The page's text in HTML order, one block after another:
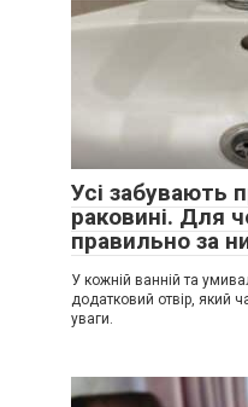
Усі забувають
раковині. Для
правильно за
У кожній ванній та
додатковий отвір, який
уваги.